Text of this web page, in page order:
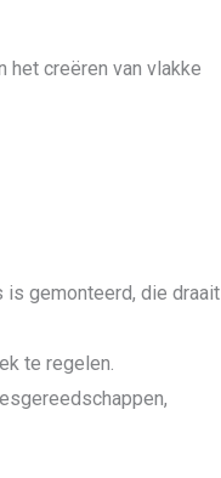
creëren van vlakke
is gemonteerd, die draait
te regelen.